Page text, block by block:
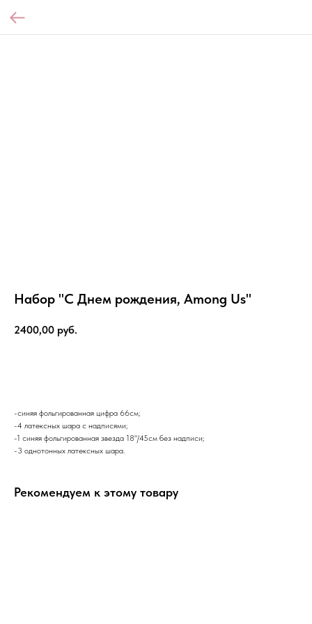
Набор "С Днем рождения, Among Us"
2400,00 руб.
-синяя фольгированная цифра 66см;
-4 латексных шара с надписями;
-1 синяя фольгированная звезда 18"/45см без надписи;
-3 однотонных латексных шара.
Рекомендуем к этому товару